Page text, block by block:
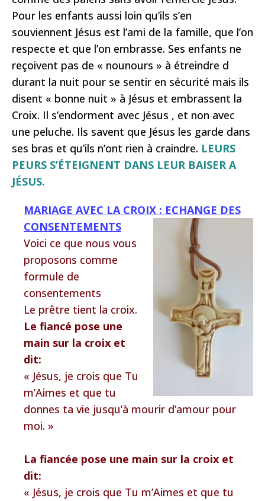
Pour les enfants aussi loin qu’ils s’en
souviennent Jésus est l’ami de la famille, que l’on
respecte et que l’on embrasse. Ses enfants ne
reçoivent pas de « nounours » à étreindre d
durant la nuit pour se sentir en sécurité mais ils
disent « bonne nuit » à Jésus et embrassent la
Croix. Il s’endorment avec Jésus , et non avec
une peluche. Ils savent que Jésus les garde dans
ses bras et qu’ils n’ont rien à craindre. LEURS
PEURS S’ÉTEIGNENT DANS LEUR BAISER A
JÉSUS.
MARIAGE AVEC LA CROIX : ECHANGE DES
CONSENTEMENTS
Voici ce que nous vous
proposons comme
formule de
consentements
Le prêtre tient la croix.
Le fiancé pose une
main sur la croix et
dit:
« Jésus, je crois que Tu
m’Aimes et que tu
donnes ta vie jusqu’à mourir d’amour pour
moi. »
La fiancée pose une main sur la croix et
dit:
« Jésus, je crois que Tu m’Aimes et que tu